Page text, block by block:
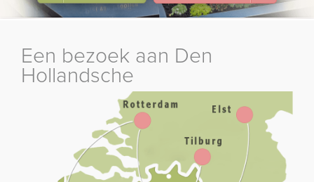
Een bezoek aan Den
Hollandsche